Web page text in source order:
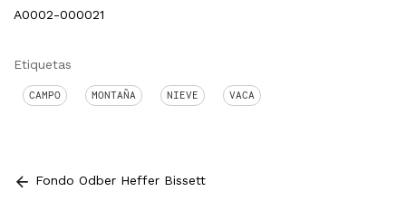
A0002-000021
Etiquetas
CAMPO MONTAÑA NIEVE VACA
Fondo Odber Heffer Bissett